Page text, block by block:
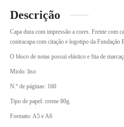
Descrição
Capa dura com impressão a cores. Frente com
contracapa com citação e logotipo da Fundação
O bloco de notas possui elástico e fita de
Miolo: liso
N.º de páginas: 160
Tipo de papel: creme 80g.
Formato: A5 e A6